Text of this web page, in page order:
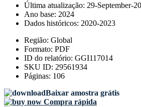
Última atualização: 29-September-
Ano base: 2024
Dados históricos: 2020-2023
Região: Global
Formato: PDF
ID do relatório: GGI117014
SKU ID: 29561934
Páginas: 106
Baixar amostra grátis
Compra rápida